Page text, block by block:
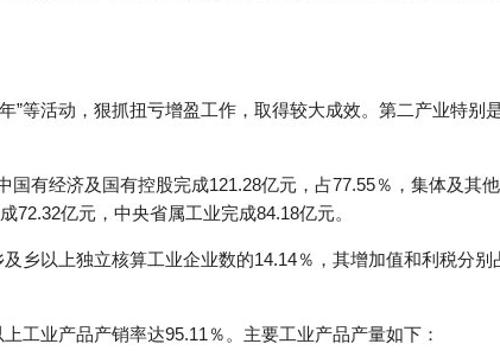
”等活动，狠抓扭亏增盈工作，取得较大成效。第二产业特别
有经济及国有控股完成121.28亿元，占77.55％，集体及其
72.32亿元，中央省属工业完成84.18亿元。
乡以上独立核算工业企业数的14.14％，其增加值和利税分别
工业产品产销率达95.11％。主要工业产品产量如下：